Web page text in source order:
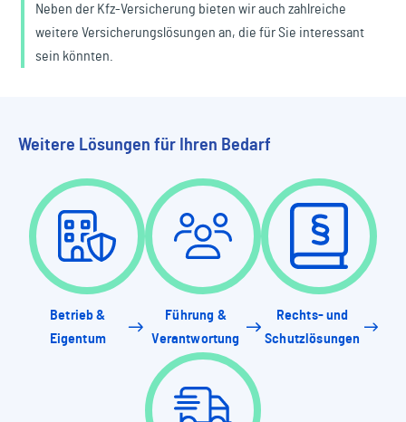
Neben der Kfz-Versicherung bieten wir auch zahlreiche
weitere Versicherungslösungen an, die für Sie interessant
sein könnten.
Weitere Lösungen für Ihren Bedarf
Betrieb &
Eigentum
Führung &
Verantwortung
Rechts- und
Schutzlösungen